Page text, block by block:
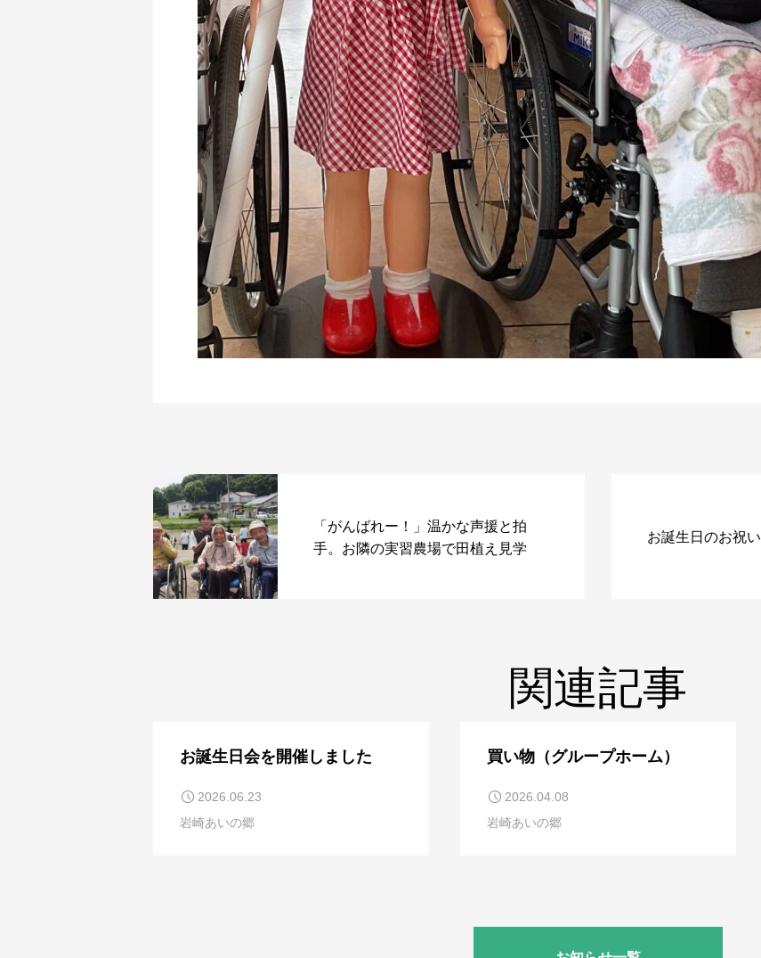
「がんばれー！」温かな声援と拍
手。お隣の実習農場で田植え見学
お誕生日のお祝い
関連記事
お誕生日会を開催しました
2026.06.23
岩崎あいの郷
買い物（グループホーム）
2026.04.08
岩崎あいの郷